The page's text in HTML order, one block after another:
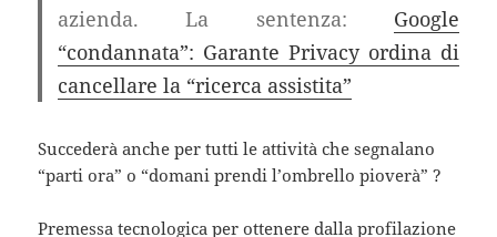
azienda. La sentenza: Google
“condannata”: Garante Privacy ordina di
cancellare la “ricerca assistita”
Succederà anche per tutti le attività che segnalano
“parti ora” o “domani prendi l’ombrello pioverà” ?
Premessa tecnologica per ottenere dalla profilazione